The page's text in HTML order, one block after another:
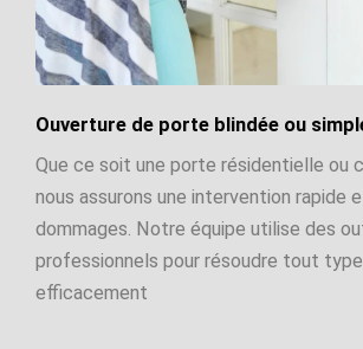
Ouverture de porte blindée ou
Que ce soit une porte résidentielle ou
nous assurons une intervention rapide
dommages. Notre équipe utilise des
professionnels pour résoudre tout
efficacement